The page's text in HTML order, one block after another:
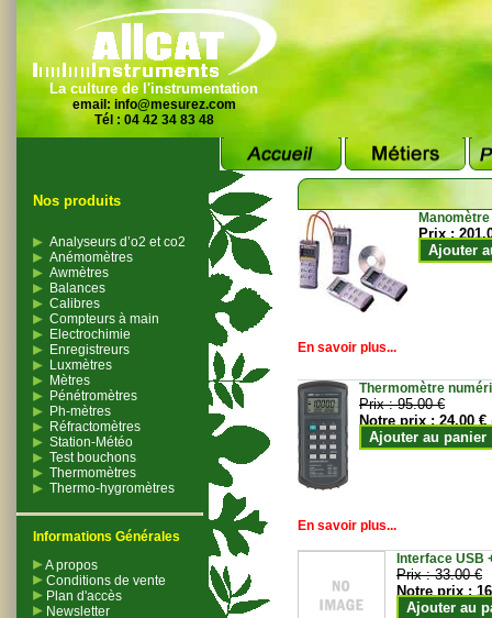
La culture de l'instrumentation
email: info@mesurez.com
Tél : 04 42 34 83 48
Nos produits
Analyseurs d’o2 et co2
Anémomètres
Awmètres
Balances
Calibres
Compteurs à main
Electrochimie
Enregistreurs
Luxmètres
Mètres
Pénétromètres
Ph-mètres
Réfractomètres
Station-Météo
Test bouchons
Thermomètres
Thermo-hygromètres
Informations Générales
A propos
Conditions de vente
Plan d'accès
Newsletter
Prix :
Ajouter
En savoir plus...
Thermomètre
Prix :95.00 €
Notre prix :24.00 €
Ajouter au panier
En savoir plus...
Interface USB
Prix :33.00 €
Notre prix :
Ajouter au